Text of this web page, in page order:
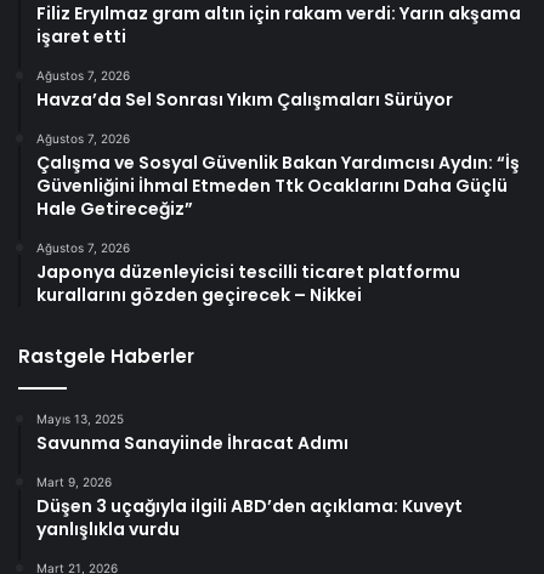
Filiz Eryılmaz gram altın için rakam verdi: Yarın akşama
işaret etti
Ağustos 7, 2026
Havza’da Sel Sonrası Yıkım Çalışmaları Sürüyor
Ağustos 7, 2026
Çalışma ve Sosyal Güvenlik Bakan Yardımcısı Aydın: “İş
Güvenliğini İhmal Etmeden Ttk Ocaklarını Daha Güçlü
Hale Getireceğiz”
Ağustos 7, 2026
Japonya düzenleyicisi tescilli ticaret platformu
kurallarını gözden geçirecek – Nikkei
Rastgele Haberler
Mayıs 13, 2025
Savunma Sanayiinde İhracat Adımı
Mart 9, 2026
Düşen 3 uçağıyla ilgili ABD’den açıklama: Kuveyt
yanlışlıkla vurdu
Mart 21, 2026